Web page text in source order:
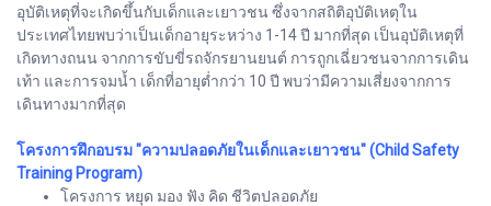
อุบัติเหตุที่จะเกิดขึ้นกับเด็กและเยาวชน ซึ่งจากสถิติอุบัติเหตุใน
ประเทศไทยพบว่าเป็นเด็กอายุระหว่าง 1-14 ปี มากที่สุด เป็นอุบัติเหตุที่
เกิดทางถนน จากการขับขี่รถจักรยานยนต์ การถูกเฉี่ยวชนจากการเดิน
เท้า และการจมน้ำ เด็กที่อายุต่ำกว่า 10 ปี พบว่ามีความเสี่ยงจากการ
เดินทางมากที่สุด
โครงการฝึกอบรม "ความปลอดภัยในเด็กและเยาวชน" (Child Safety
Training Program)
โครงการ หยุด มอง ฟัง คิด ชีวิตปลอดภัย